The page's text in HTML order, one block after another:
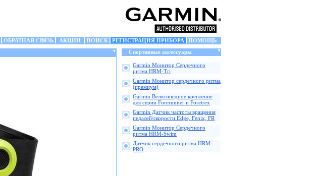
ОБРАТНАЯ СВЯЗЬ АКЦИИ ПОИСК РЕГИСТРАЦИЯ ПРИБОРА
ПОМОЩЬ
Спортивные аксессуары
Garmin Монитор Сердечного
ритма HRM-Tri
Garmin Монитор сердечного ритма
(премиум)
Garmin Велосипедное крепление
для серии Forerunner и Foretrex
Garmin Датчик частоты вращения
педалей/скорости Edge, Fenix, FR
Garmin Монитор Сердечного
ритма HRM-Swim
Датчик сердечного ритма HRM-
PRO